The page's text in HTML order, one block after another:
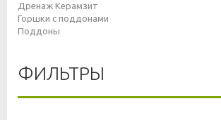
Дренаж Керамзит
Горшки с поддонами
Поддоны
ФИЛЬТРЫ